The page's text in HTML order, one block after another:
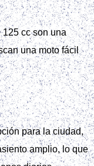
125 cc son una
una moto fácil
para la ciudad,
amplio, lo que